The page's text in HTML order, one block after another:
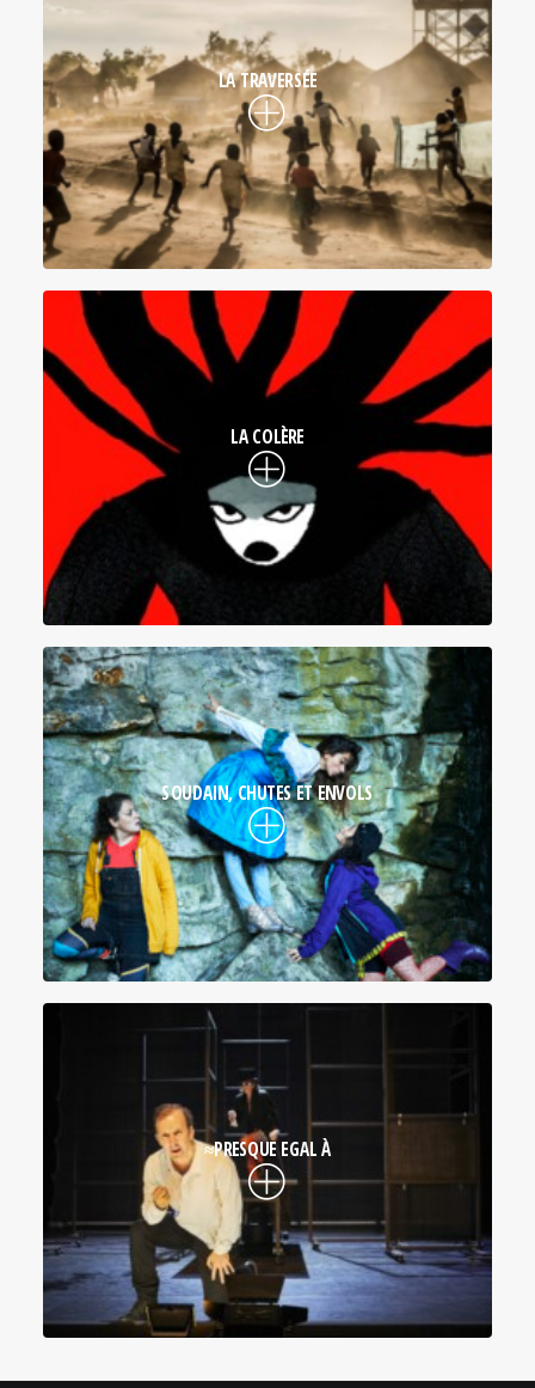
LA TRAVERSÉE
LA COLÈRE
SOUDAIN, CHUTES ET ENVOLS
≈PRESQUE EGAL À